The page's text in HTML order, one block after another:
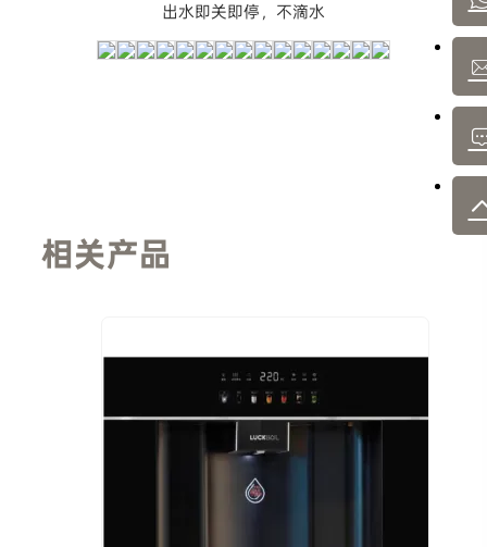
出水即关即停，不滴水
相关产品